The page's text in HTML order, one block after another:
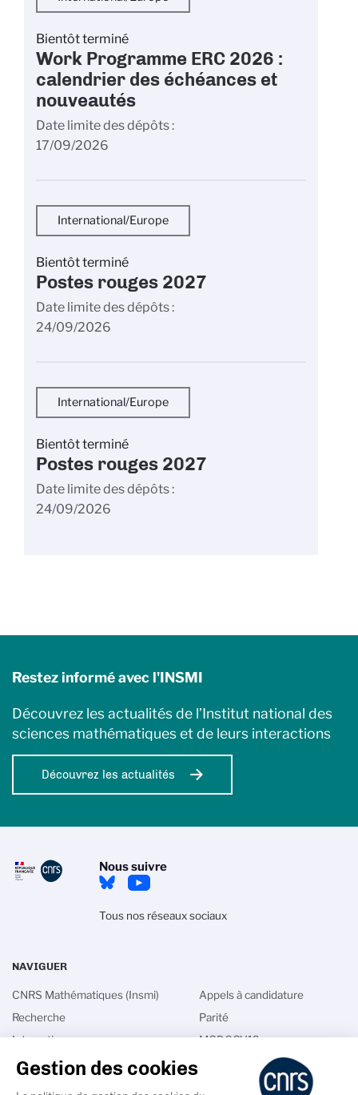
Bientôt terminé
Work Programme ERC 2026 :
calendrier des échéances et
nouveautés
Date limite des dépôts
17/09/2026
International/Europe
Bientôt terminé
Postes rouges 2027
Date limite des dépôts
24/09/2026
International/Europe
Bientôt terminé
Postes rouges 2027
Date limite des dépôts
24/09/2026
Restez informé avec l'INSMI
Découvrez les actualités de l’Institut national des
sciences mathématiques et de leurs interactions
Découvrez les actualités
Nous suivre
Tous nos réseaux sociaux
NAVIGUER
CNRS Mathématiques (Insmi)
Recherche
Interactions
International
Appels à candidature
Parité
MODCOV19
Math in France
Gestion des cookies